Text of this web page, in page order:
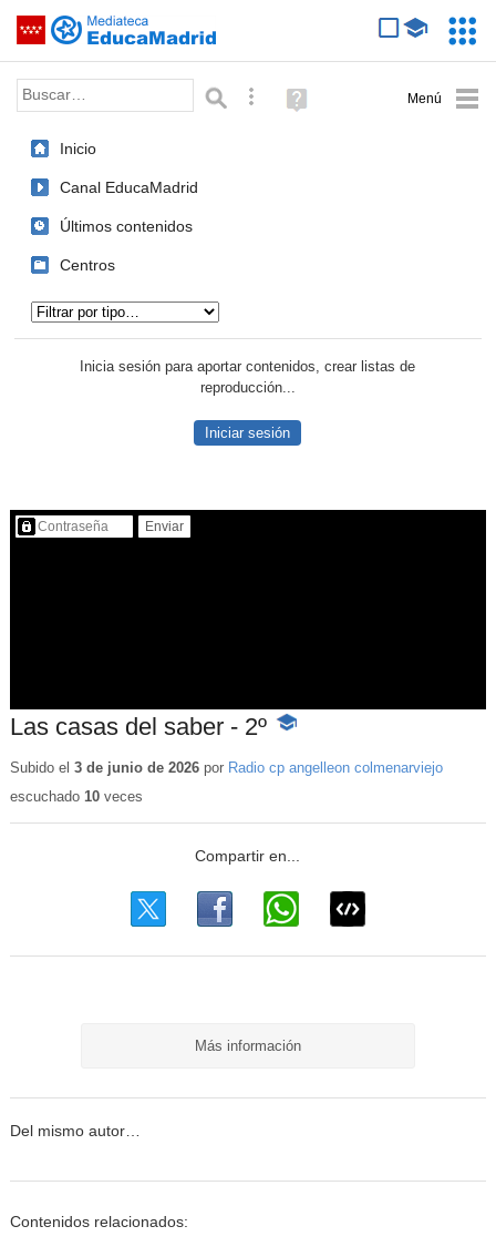
Saltar navegación
Palabra o frase: Búsqueda avanzada
Ayuda
(en
Inicio
Canal EducaMadrid
Últimos contenidos
Centros
Inicia sesión para aportar contenidos, crear listas de
reproducción...
Iniciar sesión
Contenido protegido…
Las casas del saber - 2º -
educativo
Subido el 3 de junio de 2026por Radio cp angelleon colmenarviejo
escuchado 10veces
Más información
Del mismo autor…
Contenidos relacionados: